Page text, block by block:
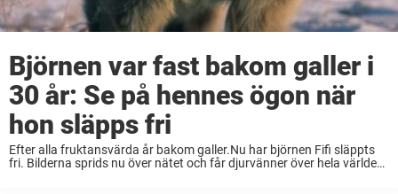
Björnen var fast bakom galler i
30 år: Se på hennes ögon när
hon släpps fri
Efter alla fruktansvärda år bakom galler.Nu har björnen Fifi släppts
fri. Bilderna sprids nu över nätet och får djurvänner över hela världen